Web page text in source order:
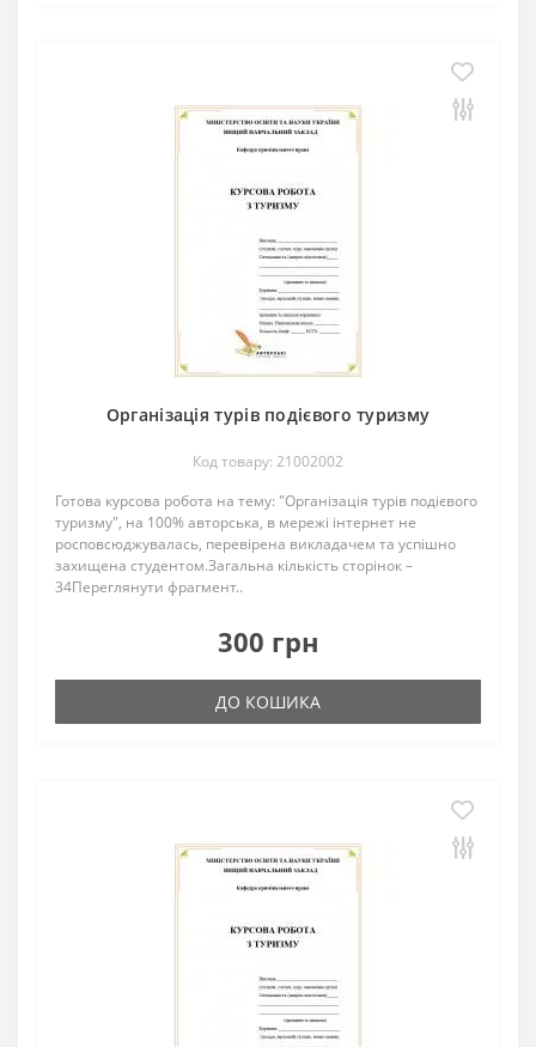
Організація турів подієвого туризму
Код товару: 21002002
Готова курсова робота на тему: "Організація турів подієвого
туризму", на 100% авторська, в мережі інтернет не
росповсюджувалась, перевірена викладачем та успішно
захищена студентом.Загальна кількість сторінок –
34Переглянути фрагмент..
300 грн
ДО КОШИКА